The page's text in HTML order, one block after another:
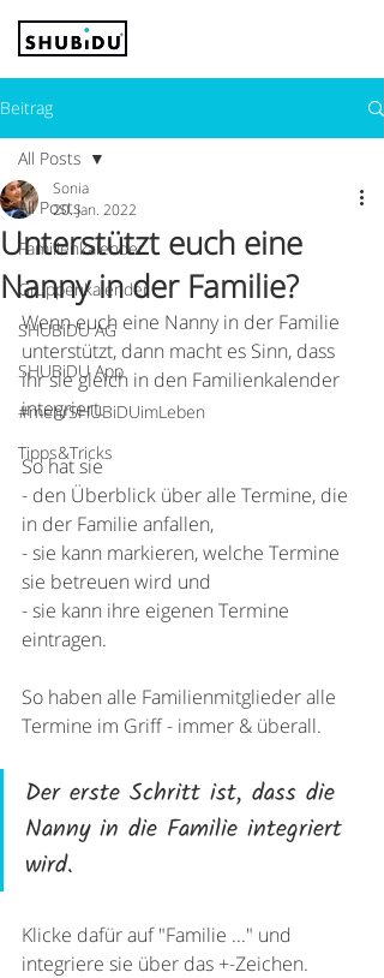
Beitrag
All Posts
Familienkalender
Gruppenkalender
SHUBiDU AG
SHUBiDU App
#mehrSHUBiDUimLeben
Tipps&Tricks
All Posts
Unterstützt euch eine
Nanny in der Familie?
Sonia
20. Jan. 2022
Wenn euch eine Nanny in der Familie
unterstützt, dann macht es Sinn, dass
ihr sie gleich in den Familienkalender
integriert.
So hat sie
- den Überblick über alle Termine, die
in der Familie anfallen,
- sie kann markieren, welche Termine
sie betreuen wird und
- sie kann ihre eigenen Termine
eintragen.
So haben alle Familienmitglieder alle
Termine im Griff - immer & überall.
Der erste Schritt ist, dass die
Nanny in die Familie integriert
wird.
Klicke dafür auf "Familie ..." und
integriere sie über das +-Zeichen.